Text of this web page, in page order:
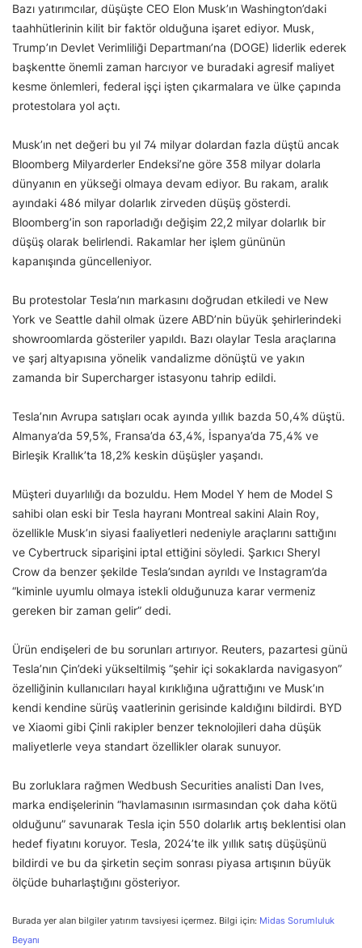
Bazı yatırımcılar, düşüşte CEO Elon Musk’ın Washington’daki
taahhütlerinin kilit bir faktör olduğuna işaret ediyor. Musk,
Trump’ın Devlet Verimliliği Departmanı’na (DOGE) liderlik ederek
başkentte önemli zaman harcıyor ve buradaki agresif maliyet
kesme önlemleri, federal işçi işten çıkarmalara ve ülke çapında
protestolara yol açtı.
Musk’ın net değeri bu yıl 74 milyar dolardan fazla düştü ancak
Bloomberg Milyarderler Endeksi’ne göre 358 milyar dolarla
dünyanın en yükseği olmaya devam ediyor. Bu rakam, aralık
ayındaki 486 milyar dolarlık zirveden düşüş gösterdi.
Bloomberg’in son raporladığı değişim 22,2 milyar dolarlık bir
düşüş olarak belirlendi. Rakamlar her işlem gününün
kapanışında güncelleniyor.
Bu protestolar Tesla’nın markasını doğrudan etkiledi ve New
York ve Seattle dahil olmak üzere ABD’nin büyük şehirlerindeki
showroomlarda gösteriler yapıldı. Bazı olaylar Tesla araçlarına
ve şarj altyapısına yönelik vandalizme dönüştü ve yakın
zamanda bir Supercharger istasyonu tahrip edildi.
Tesla’nın Avrupa satışları ocak ayında yıllık bazda 50,4% düştü.
Almanya’da 59,5%, Fransa’da 63,4%, İspanya’da 75,4% ve
Birleşik Krallık’ta 18,2% keskin düşüşler yaşandı.
Müşteri duyarlılığı da bozuldu. Hem Model Y hem de Model S
sahibi olan eski bir Tesla hayranı Montreal sakini Alain Roy,
özellikle Musk’ın siyasi faaliyetleri nedeniyle araçlarını sattığını
ve Cybertruck siparişini iptal ettiğini söyledi. Şarkıcı Sheryl
Crow da benzer şekilde Tesla’sından ayrıldı ve Instagram’da
“kiminle uyumlu olmaya istekli olduğunuza karar vermeniz
gereken bir zaman gelir” dedi.
Ürün endişeleri de bu sorunları artırıyor. Reuters, pazartesi günü
Tesla’nın Çin’deki yükseltilmiş “şehir içi sokaklarda navigasyon”
özelliğinin kullanıcıları hayal kırıklığına uğrattığını ve Musk’ın
kendi kendine sürüş vaatlerinin gerisinde kaldığını bildirdi. BYD
ve Xiaomi gibi Çinli rakipler benzer teknolojileri daha düşük
maliyetlerle veya standart özellikler olarak sunuyor.
Bu zorluklara rağmen Wedbush Securities analisti Dan Ives,
marka endişelerinin “havlamasının ısırmasından çok daha kötü
olduğunu” savunarak Tesla için 550 dolarlık artış beklentisi olan
hedef fiyatını koruyor. Tesla, 2024’te ilk yıllık satış düşüşünü
bildirdi ve bu da şirketin seçim sonrası piyasa artışının büyük
ölçüde buharlaştığını gösteriyor.
Burada yer alan bilgiler yatırım tavsiyesi içermez. Bilgi için: Midas Sorumluluk
Beyanı